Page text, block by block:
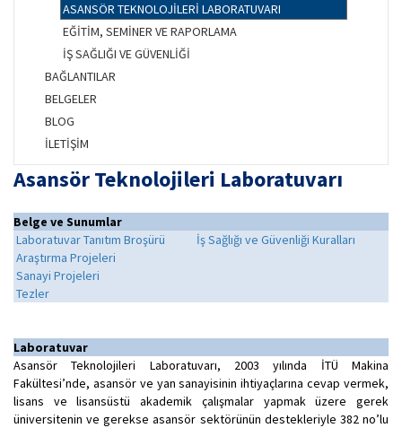
ASANSÖR TEKNOLOJİLERİ LABORATUVARI
EĞİTİM, SEMİNER VE RAPORLAMA
İŞ SAĞLIĞI VE GÜVENLİĞİ
BAĞLANTILAR
BELGELER
BLOG
İLETİŞİM
Asansör Teknolojileri Laboratuvarı
Belge ve Sunumlar
Laboratuvar Tanıtım Broşürü
İş Sağlığı ve Güvenliği Kuralları
Araştırma Projeleri
Sanayi Projeleri
Tezler
Laboratuvar
Asansör Teknolojileri Laboratuvarı, 2003 yılında İTÜ Makina
Fakültesi’nde, asansör ve yan sanayisinin ihtiyaçlarına cevap vermek,
lisans ve lisansüstü akademik çalışmalar yapmak üzere gerek
üniversitenin ve gerekse asansör sektörünün destekleriyle 382 no’lu